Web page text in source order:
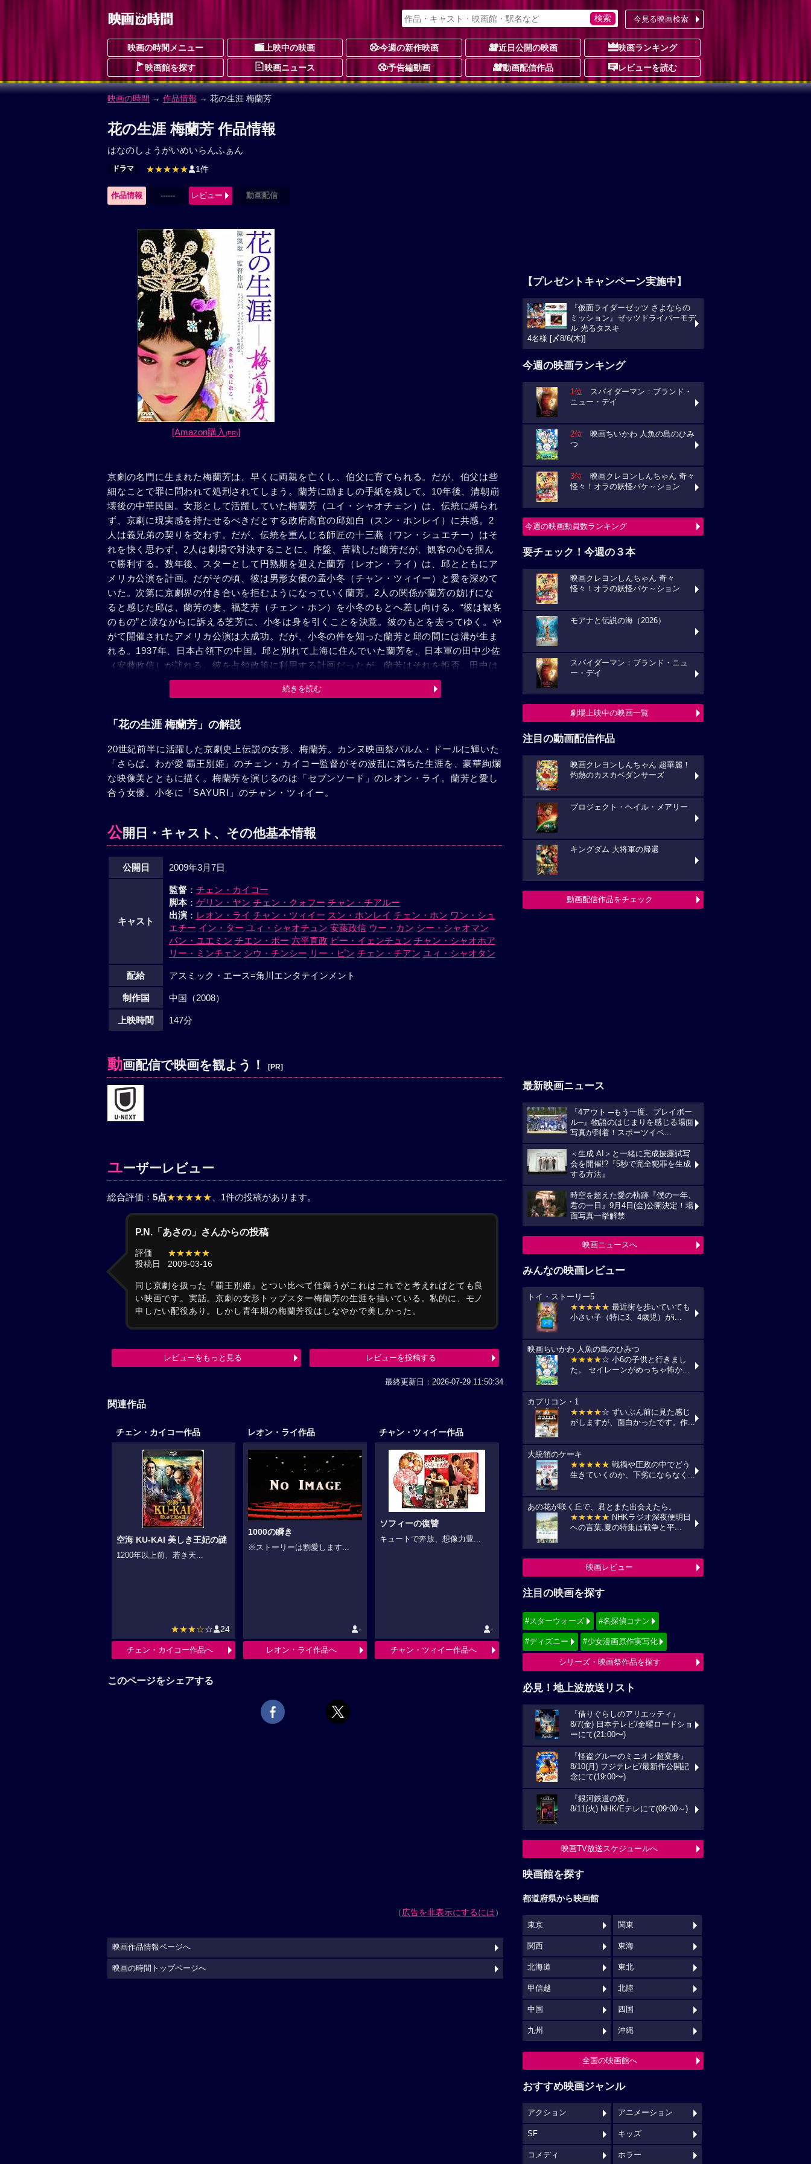
今見る映画検索
映画の時間メニュー 上映中の映画 今週の新作映画 近日公開の映画 映画ランキング
映画館を探す 映画ニュース 予告編動画 動画配信作品 レビューを読む
映画の時間 → 作品情報 → 花の生涯 梅蘭芳
花の生涯 梅蘭芳 作品情報
はなのしょうがいめいらんふぁん
ドラマ ★★★★★ 1件
作品情報 ------ レビュー 動画配信
[Amazon購入(PR)]
京劇の名門に生まれた梅蘭芳は、早くに両親を亡くし、伯父に育てられる。だが、伯父は些
細なことで罪に問われて処刑されてしまう。蘭芳に励ましの手紙を残して。10年後、清朝崩
壊後の中華民国。女形として活躍していた梅蘭芳（ユイ・シャオチェン）は、伝統に縛られ
ず、京劇に現実感を持たせるべきだとする政府高官の邱如白（スン・ホンレイ）に共感。2
人は義兄弟の契りを交わす。だが、伝統を重んじる師匠の十三燕（ワン・シュエチー）はそ
れを快く思わず、2人は劇場で対決することに。序盤、苦戦した蘭芳だが、観客の心を掴ん
で勝利する。数年後、スターとして円熟期を迎えた蘭芳（レオン・ライ）は、邱とともにア
メリカ公演を計画。だがその頃、彼は男形女優の孟小冬（チャン・ツィイー）と愛を深めて
いた。次第に京劇界の付き合いを拒むようになっていく蘭芳。2人の関係が蘭芳の妨げにな
ると感じた邱は、蘭芳の妻、福芝芳（チェン・ホン）を小冬のもとへ差し向ける。“彼は観客
のもの”と涙ながらに訴える芝芳に、小冬は身を引くことを決意。彼のもとを去ってゆく。や
がて開催されたアメリカ公演は大成功。だが、小冬の件を知った蘭芳と邱の間には溝が生ま
れる。1937年、日本占領下の中国。邱と別れて上海に住んでいた蘭芳を、日本軍の田中少佐
（安藤政信）が訪れる。彼を占領政策に利用する計画だったが、蘭芳はそれを拒否。田中は
邱に蘭芳の説得を依頼する。追い詰められた蘭芳は命の危険を冒して自らにチフスを注射。
それは、利用されまいとする彼のプライドの表れだったが、その代償として病床に伏してし
に邱は胸を打たれる。1945年、日本が降伏すると蘭芳は舞台に復帰。大勢の人に迎えられ、
た……。
続きを読む
「花の生涯 梅蘭芳」の解説
20世紀前半に活躍した京劇史上伝説の女形、梅蘭芳。カンヌ映画祭パルム・ドールに輝いた
「さらば、わが愛 覇王別姫」のチェン・カイコー監督がその波乱に満ちた生涯を、豪華絢爛
な映像美とともに描く。梅蘭芳を演じるのは「セブンソード」のレオン・ライ。蘭芳と愛し
合う女優、小冬に「SAYURI」のチャン・ツィイー。
公開日・キャスト、その他基本情報
公開日 2009年3月7日
キャスト
監督： チェン・カイコー
脚本： ゲリン・ヤン チェン・クォフー チャン・チアルー
出演： レオン・ライ チャン・ツィイー スン・ホンレイ チェン・ホン ワン・シュ
エチー イン・ター ユィ・シャオチュン 安藤政信 ウー・カン シー・シャオマン
パン・ユエミン チエン・ポー 六平直政 ピー・イェンチュン チャン・シャオホア
リー・ミンチェン シウ・チンシー リー・ピン チェン・チアン ユィ・シャオタン
配給 アスミック・エース=角川エンタテインメント
制作国 中国（2008）
上映時間 147分
動画配信で映画を観よう！ [PR]
ユーザーレビュー
総合評価： 5点★★★★★ 、1件の投稿があります。
P.N.「あさの」さんからの投稿
評価
★★★★★
投稿日
2009-03-16
同じ京劇を扱った『覇王別姫』とつい比べて仕舞うがこれはこれでと考えればとても良
い映画です。実話。京劇の女形トップスター梅蘭芳の生涯を描いている。私的に、モノ
申したい配役あり。しかし青年期の梅蘭芳役はしなやかで美しかった。
レビューをもっと見る レビューを投稿する
最終更新日：2026-07-29 11:50:34
関連作品
チェン・カイコー作品
空海 KU-KAI 美しき王妃の謎
1200年以上前、若き天...
★★★☆☆ 24
チェン・カイコー作品へ
レオン・ライ作品
1000の瞬き
※ストーリーは割愛します...
-
レオン・ライ作品へ
チャン・ツィイー作品
ソフィーの復讐
キュートで奔放、想像力豊...
-
チャン・ツィイー作品へ
このページをシェアする
（広告を非表示にするには）
【プレゼントキャンペーン実施中】
『仮面ライダーゼッツ さよならの
ミッション』ゼッツドライバーモデ
ル 光るタスキ
4名様 [〆8/6(木)]
今週の映画ランキング
1位 スパイダーマン：ブランド・
ニュー・デイ
2位 映画ちいかわ 人魚の島のひみ
つ
3位 映画クレヨンしんちゃん 奇々
怪々！オラの妖怪バケ～ション
今週の映画動員数ランキング
要チェック！今週の３本
映画クレヨンしんちゃん 奇々
怪々！オラの妖怪バケ～ション
モアナと伝説の海（2026）
スパイダーマン：ブランド・ニュ
ー・デイ
劇場上映中の映画一覧
注目の動画配信作品
映画クレヨンしんちゃん 超華麗！
灼熱のカスカベダンサーズ
プロジェクト・ヘイル・メアリー
キングダム 大将軍の帰還
動画配信作品をチェック
最新映画ニュース
『4アウト ─もう一度、プレイボー
ル─』物語のはじまりを感じる場面
写真が到着！スポーツイベ...
＜生成 AI＞と一緒に完成披露試写
会を開催!?『5秒で完全犯罪を生成
する方法』
時空を超えた愛の軌跡『僕の一年、
君の一日』9月4日(金)公開決定！場
面写真一挙解禁
映画ニュースへ
みんなの映画レビュー
トイ・ストーリー5
★★★★★ 最近街を歩いていても
小さい子（特に3、4歳児）がi...
映画ちいかわ 人魚の島のひみつ
★★★★☆ 小6の子供と行きまし
た。 セイレーンがめっちゃ怖か...
カプリコン・1
★★★★☆ ずいぶん前に見た感じ
がしますが、面白かったです。作...
大統領のケーキ
★★★★★ 戦禍や圧政の中でどう
生きていくのか、下劣にならなく...
あの花が咲く丘で、君とまた出会えたら。
★★★★★ NHKラジオ深夜便明日
への言葉,夏の特集は戦争と平...
映画レビュー
注目の映画を探す
#スターウォーズ #名探偵コナン
#ディズニー #少女漫画原作実写化
シリーズ・映画祭作品を探す
必見！地上波放送リスト
『借りぐらしのアリエッティ』
8/7(金) 日本テレビ/金曜ロードショ
ーにて(21:00〜)
『怪盗グルーのミニオン超変身』
8/10(月) フジテレビ/最新作公開記
念にて(19:00〜)
『銀河鉄道の夜』
8/11(火) NHK/Eテレにて(09:00～)
映画TV放送スケジュールへ
映画館を探す
都道府県から映画館
東京 関東
関西 東海
北海道 東北
甲信越 北陸
中国 四国
九州 沖縄
全国の映画館へ
おすすめ映画ジャンル
アクション アニメーション
SF キッズ
コメディ ホラー
映画作品情報ページへ
映画の時間トップページへ